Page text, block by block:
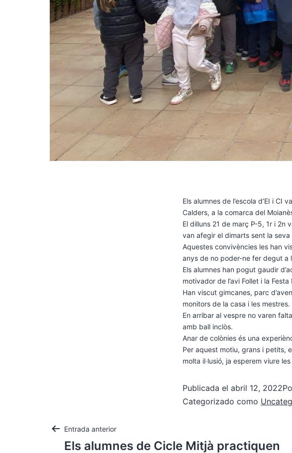
Els alumnes de l’escola d’EI i CI
Calders, a la comarca del
El dilluns 21 de març P-5, 1r i 2n
van afegir el dimarts sent la
Aquestes convivències les han
anys de no poder-ne fer degut a
Els alumnes han pogut gaudir
motivador de l’avi Follet i la Festa
Han viscut gimcanes, parc
monitors de la casa i les mestres.
En arribar al vespre no varen
amb ball inclòs.
Anar de colònies és una
Per aquest motiu, grans i petits,
molta il·lusió, ja esperem viure
Publicada el abril 12, 2022
Categorizado como
Entrada anterior
Els alumnes de Cicle Mitjà practiquen